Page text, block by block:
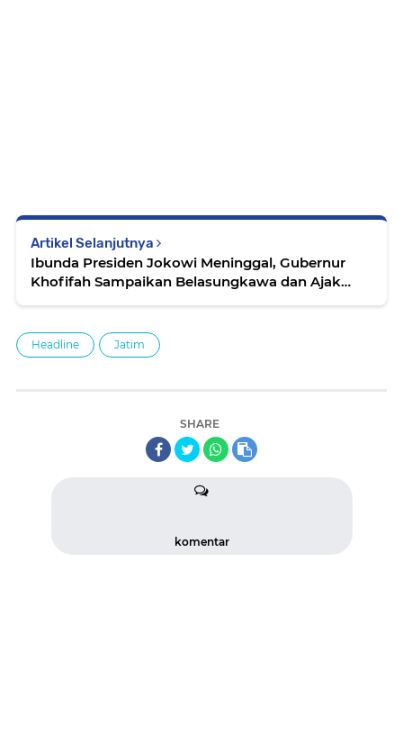
Artikel Selanjutnya
Ibunda Presiden Jokowi Meninggal, Gubernur
Khofifah Sampaikan Belasungkawa dan Ajak
Headline Jatim
SHARE
komentar